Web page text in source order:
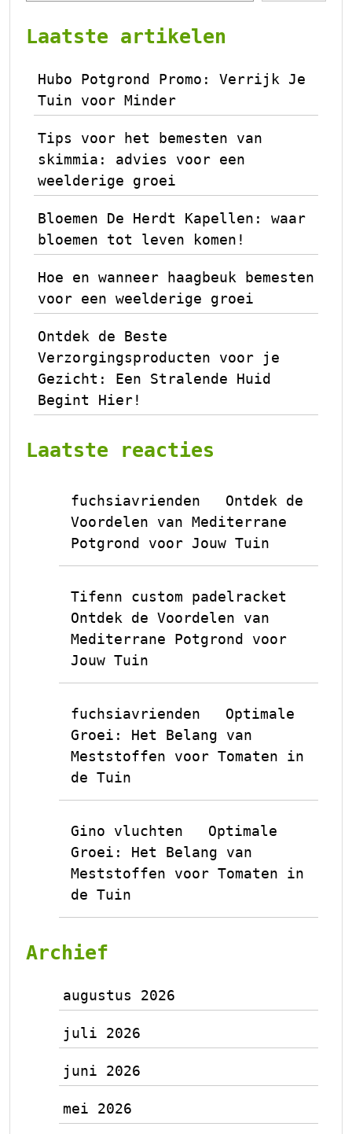
Laatste artikelen
Hubo Potgrond Promo: Verrijk Je
Tuin voor Minder
Tips voor het bemesten van
skimmia: advies voor een
weelderige groei
Bloemen De Herdt Kapellen: waar
bloemen tot leven komen!
Hoe en wanneer haagbeuk bemesten
voor een weelderige groei
Ontdek de Beste
Verzorgingsproducten voor je
Gezicht: Een Stralende Huid
Begint Hier!
Laatste reacties
fuchsiavrienden
Ontdek de
Voordelen van Mediterrane
Potgrond voor Jouw Tuin
Tifenn custom padelracket
Ontdek de Voordelen van
Mediterrane Potgrond voor
Jouw Tuin
fuchsiavrienden
Optimale
Groei: Het Belang van
Meststoffen voor Tomaten in
de Tuin
Gino vluchten
Optimale
Groei: Het Belang van
Meststoffen voor Tomaten in
de Tuin
Archief
augustus 2026
juli 2026
juni 2026
mei 2026